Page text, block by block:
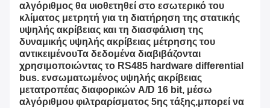
αλγόριθμος θα υιοθετηθεί στο εσωτερικό του
κλίματος μετρητή για τη διατήρηση της στατικής
υψηλής ακρίβειας και τη διασφάλιση της
δυναμικής υψηλής ακρίβειας μέτρησης του
αντικειμένουΤα δεδομένα διαβιβάζονται
χρησιμοποιώντας το RS485 hardware differential
bus. ενσωματωμένος υψηλής ακρίβειας
μετατροπέας διαφορικών A/D 16 bit, μέσω
αλγόριθμου φιλτραρίσματος 5ης τάξης,μπορεί να